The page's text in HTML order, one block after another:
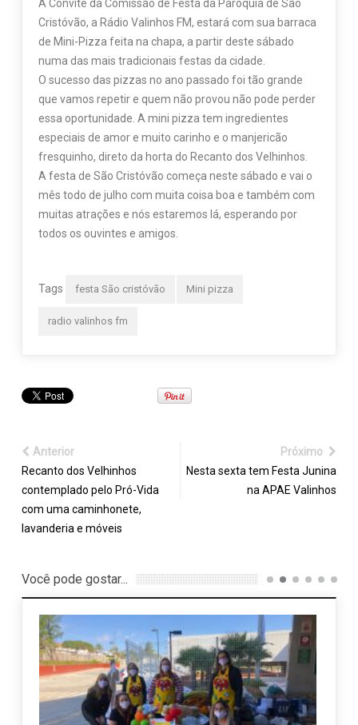
À Convite da Comissão de Festa da Paróquia de São
Cristóvão, a Rádio Valinhos FM, estará com sua barraca
de Mini-Pizza feita na chapa, a partir deste sábado
numa das mais tradicionais festas da cidade.
O sucesso das pizzas no ano passado foi tão grande
que vamos repetir e quem não provou não pode perder
essa oportunidade. A mini pizza tem ingredientes
especiais de amor e muito carinho e o manjericão
fresquinho, direto da horta do Recanto dos Velhinhos.
A festa de São Cristóvão começa neste sábado e vai o
mês todo de julho com muita coisa boa e também com
muitas atrações e nós estaremos lá, esperando por
todos os ouvintes e amigos.
Tags festa São cristóvão Mini pizza
radio valinhos fm
Anterior
Recanto dos Velhinhos
contemplado pelo Pró-Vida
com uma caminhonete,
lavanderia e móveis
Próximo
Nesta sexta tem Festa Junina
na APAE Valinhos
Você pode gostar...